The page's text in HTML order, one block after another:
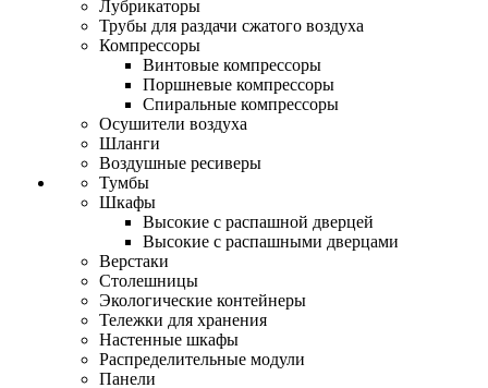
Лубрикаторы
Трубы для раздачи сжатого воздуха
Компрессоры
Винтовые компрессоры
Поршневые компрессоры
Спиральные компрессоры
Осушители воздуха
Шланги
Воздушные ресиверы
Тумбы
Шкафы
Высокие с распашной дверцей
Высокие с распашными дверцами
Верстаки
Столешницы
Экологические контейнеры
Тележки для хранения
Настенные шкафы
Распределительные модули
Панели